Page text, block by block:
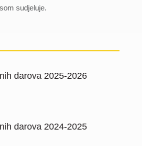
sudjeluje.
darova 2025-2026
darova 2024-2025